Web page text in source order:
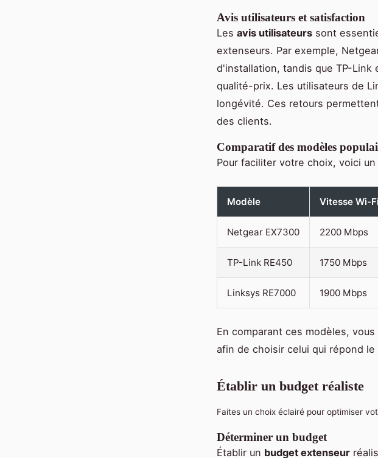
Avis utilisateurs et satisfaction
Les avis utilisateurs sont
extenseurs. Par exemple,
d'installation, tandis que TP-
qualité-prix. Les utilisateurs de
longévité. Ces retours
des clients.
Comparatif des modèles
Pour faciliter votre choix, voici
Modèle Vitesse Wi-Fi
Netgear EX7300 2200 Mbps
TP-Link RE450 1750 Mbps
Linksys RE7000 1900 Mbps
En comparant ces modèles,
afin de choisir celui qui répond
Établir un budget réaliste
Faites un choix éclairé pour optimiser
Déterminer un budget
Établir un budget extenseur